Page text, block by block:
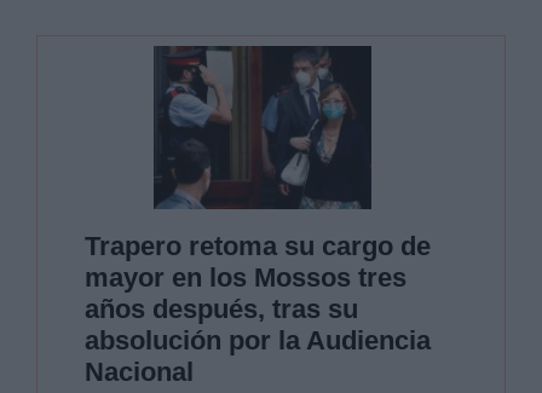
Trapero retoma su cargo de
mayor en los Mossos tres
años después, tras su
absolución por la Audiencia
Nacional